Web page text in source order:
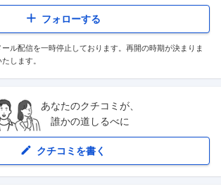
フォローする
ル配信を一時停止しております。再開の時期が決まりま
します。
あなたのクチコミが、
誰かの道しるべに
クチコミを書く